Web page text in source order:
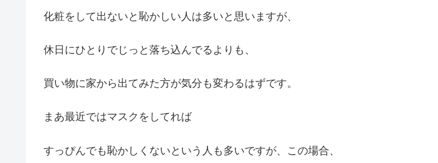
化粧をして出ないと恥かしい人は多いと思いますが、
休日にひとりでじっと落ち込んでるよりも、
買い物に家から出てみた方が気分も変わるはずです。
まあ最近ではマスクをしてれば
すっぴんでも恥かしくないという人も多いですが、この場合、